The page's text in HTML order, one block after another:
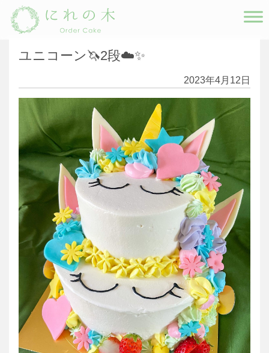
Main Navigation
ユニコーン🦄2段☁️✨
2023年4月12日